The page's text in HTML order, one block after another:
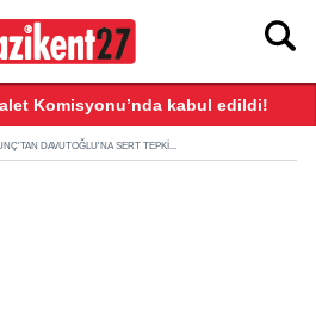
Komisyonu’nda kabul edildi!
DAVUTOĞLU'NA SERT TEPKI...